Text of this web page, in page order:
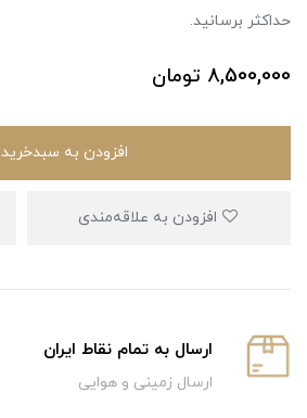
حداکثر برسانید.
8,500,000 تومان
افزودن به سبدخرید
ارسال به تمام نقاط ایران
ارسال زمینی و هوایی